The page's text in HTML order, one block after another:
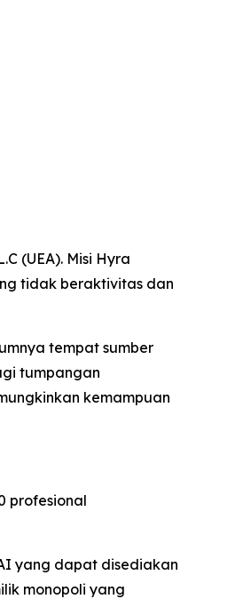
(UEA). Misi Hyra
tidak beraktivitas dan
tempat sumber
tumpangan
kemampuan
profesional
yang dapat disediakan
monopoli yang